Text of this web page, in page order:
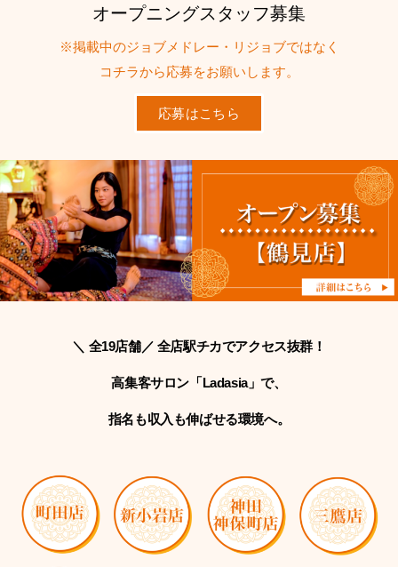
オープニングスタッフ募集
※掲載中のジョブメドレー・リジョブではなく
コチラから応募をお願いします。
応募はこちら
＼ 全19店舗／ 全店駅チカでアクセス抜群！
高集客サロン「Ladasia」で、
指名も収入も伸ばせる環境へ。